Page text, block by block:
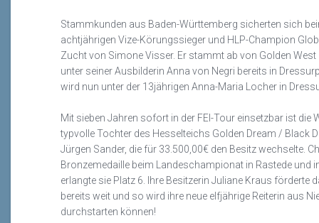
Stammkunden aus Baden-Württemberg sicherten sich
achtjährigen Vize-Körungssieger und HLP-Champion
Zucht von Simone Visser. Er stammt ab von Golden
unter seiner Ausbilderin Anna von Negri bereits in
wird nun unter der 13jährigen Anna-Maria Locher in
Mit sieben Jahren sofort in der FEI-Tour einsetzbar ist die
typvolleTochter des Hesselteichs Golden Dream / Black
Jürgen Sander, die für 33.500,00€ den Besitz wechselte.
Bronzemedaille beim Landeschampionat in Rastede und
erlangte sie Platz 6. Ihre Besitzerin Juliane Kraus förderte
bereits weit und so wird ihre neue elfjährige Reiterin aus
durchstarten können!